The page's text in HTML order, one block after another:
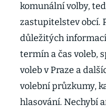
komunální volby,
zastupitelstev obcí.
důležitých
termín a čas voleb,
voleb v Praze a
volební průzkumy,
hlasování. Nechybí